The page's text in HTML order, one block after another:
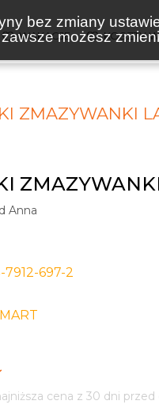
bez zmiany
możesz
WAKACJE KOSZTY
ZMAZYWANKI
Anna
697-2
cena z 30 dni przed